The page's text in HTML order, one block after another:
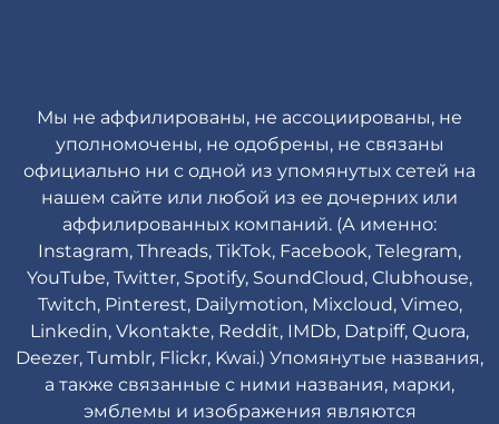
Мы не аффилированы, не ассоциированы, не
уполномочены, не одобрены, не связаны
официально ни с одной из упомянутых сетей на
нашем сайте или любой из ее дочерних или
аффилированных компаний. (А именно:
Instagram, Threads, TikTok, Facebook, Telegram,
YouTube, Twitter, Spotify, SoundCloud, Clubhouse,
Twitch, Pinterest, Dailymotion, Mixcloud, Vimeo,
Linkedin, Vkontakte, Reddit, IMDb, Datpiff, Quora,
Deezer, Tumblr, Flickr, Kwai.) Упомянутые названия,
а также связанные с ними названия, марки,
эмблемы и изображения являются